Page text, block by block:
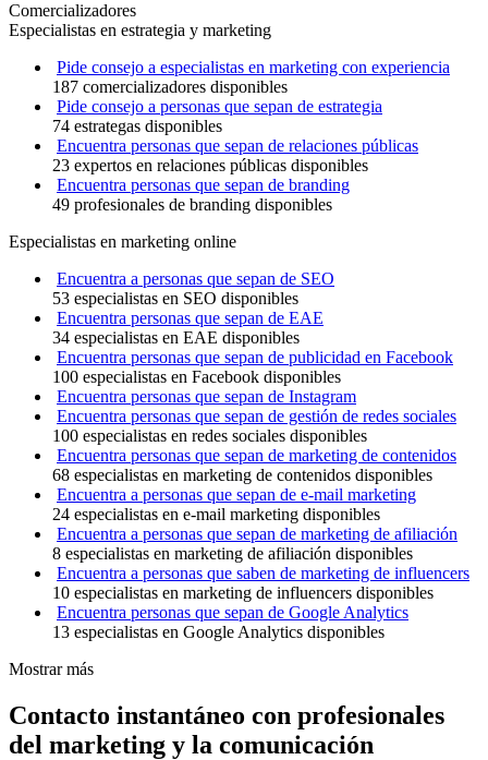
Comercializadores
Especialistas en estrategia y marketing
Pide consejo a especialistas en marketing con experiencia
187 comercializadores disponibles
Pide consejo a personas que sepan de estrategia
74 estrategas disponibles
Encuentra personas que sepan de relaciones públicas
23 expertos en relaciones públicas disponibles
Encuentra personas que sepan de branding
49 profesionales de branding disponibles
Especialistas en marketing online
Encuentra a personas que sepan de SEO
53 especialistas en SEO disponibles
Encuentra personas que sepan de EAE
34 especialistas en EAE disponibles
Encuentra personas que sepan de publicidad en Facebook
100 especialistas en Facebook disponibles
Encuentra personas que sepan de Instagram
Encuentra personas que sepan de gestión de redes sociales
100 especialistas en redes sociales disponibles
Encuentra personas que sepan de marketing de contenidos
68 especialistas en marketing de contenidos disponibles
Encuentra a personas que sepan de e-mail marketing
24 especialistas en e-mail marketing disponibles
Encuentra a personas que sepan de marketing de afiliación
8 especialistas en marketing de afiliación disponibles
Encuentra a personas que saben de marketing de influencers
10 especialistas en marketing de influencers disponibles
Encuentra personas que sepan de Google Analytics
13 especialistas en Google Analytics disponibles
Mostrar más
Contacto instantáneo con profesionales
del marketing y la comunicación